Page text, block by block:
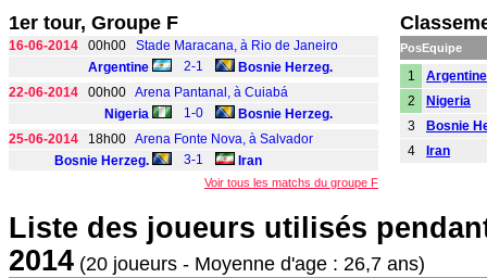
1er tour, Groupe F
16-06-2014 00h00 Stade Maracana, à Rio de Janeiro
Argentine
2-1
Bosnie Herzeg.
22-06-2014 00h00 Arena Pantanal, à Cuiabá
Nigeria
1-0
Bosnie Herzeg.
25-06-2014 18h00 Arena Fonte Nova, à Salvador
Bosnie Herzeg.
3-1 Iran
Voir tous les matchs du groupe F
PosEquipe
1
Argentine
2
Nigeria
3
Bosnie
4
Iran
Liste des joueurs utilisés
2014 (20 joueurs - Moyenne d'age : 26,7 ans)